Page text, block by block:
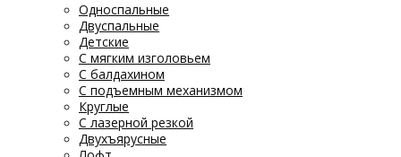
Односпальные
Двуспальные
Детские
С мягким изголовьем
С балдахином
С подъемным механизмом
Круглые
С лазерной резкой
Двухъярусные